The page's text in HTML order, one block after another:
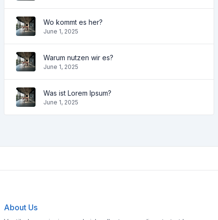
Wo kommt es her?
June 1, 2025
Warum nutzen wir es?
June 1, 2025
Was ist Lorem Ipsum?
June 1, 2025
About Us